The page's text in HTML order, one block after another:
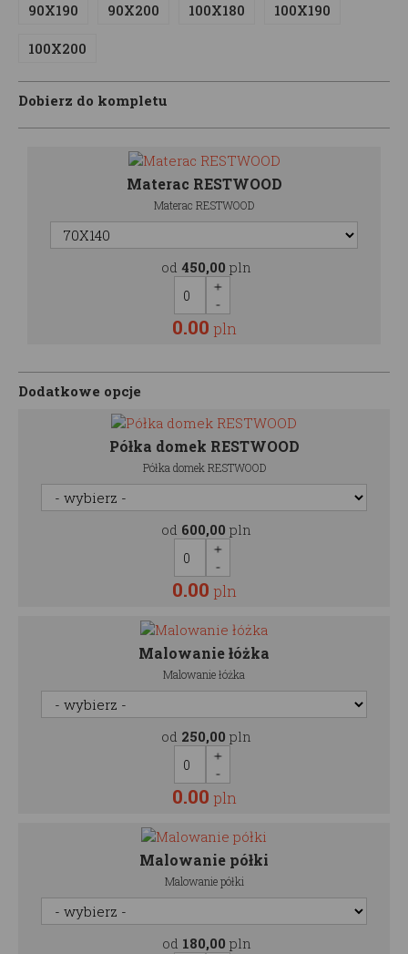
90X190 90X200 100X180 100X190
100X200
Dobierz do kompletu
Materac RESTWOOD
Materac RESTWOOD
od 450,00 pln
0.00 pln
Dodatkowe opcje
Półka domek RESTWOOD
Półka domek RESTWOOD
od 600,00 pln
0.00 pln
Malowanie łóżka
Malowanie łóżka
od 250,00 pln
0.00 pln
Malowanie półki
Malowanie półki
od 180,00 pln